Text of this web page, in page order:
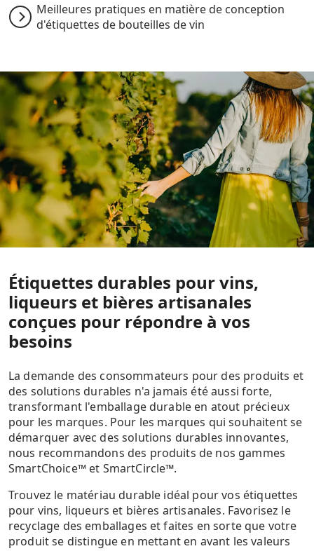
Meilleures pratiques en matière de conception
d'étiquettes de bouteilles de vin
Étiquettes durables pour vins,
liqueurs et bières artisanales
conçues pour répondre à vos
besoins
La demande des consommateurs pour des produits et
des solutions durables n'a jamais été aussi forte,
transformant l'emballage durable en atout précieux
pour les marques. Pour les marques qui souhaitent se
démarquer avec des solutions durables innovantes,
nous recommandons des produits de nos gammes
SmartChoice™ et SmartCircle™.
Trouvez le matériau durable idéal pour vos étiquettes
pour vins, liqueurs et bières artisanales. Favorisez le
recyclage des emballages et faites en sorte que votre
produit se distingue en mettant en avant les valeurs